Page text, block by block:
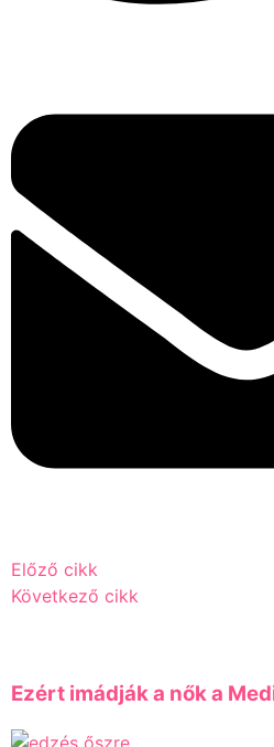
Előző cikk
Következő cikk
Ezért imádják a nők a